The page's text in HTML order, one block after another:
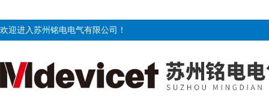
欢迎进入苏州铭电电气有限公司！